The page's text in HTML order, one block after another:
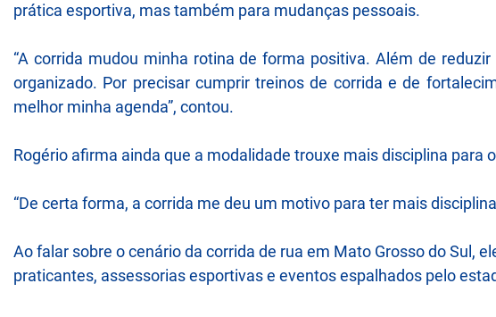
prática esportiva, mas também para mudanças pessoais.
“A corrida mudou minha rotina de forma positiva. Além de
organizado. Por precisar cumprir treinos de corrida e de
melhor minha agenda”, contou.
Rogério afirma ainda que a modalidade trouxe mais disciplina para
“De certa forma, a corrida me deu um motivo para ter mais
Ao falar sobre o cenário da corrida de rua em Mato Grosso do Sul,
praticantes, assessorias esportivas e eventos espalhados pelo